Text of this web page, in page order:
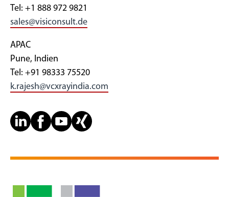
Tel: +1 888 972 9821
sales@visiconsult.de
APAC
Pune, Indien
Tel: +91 98333 75520
k.rajesh@vcxrayindia.com